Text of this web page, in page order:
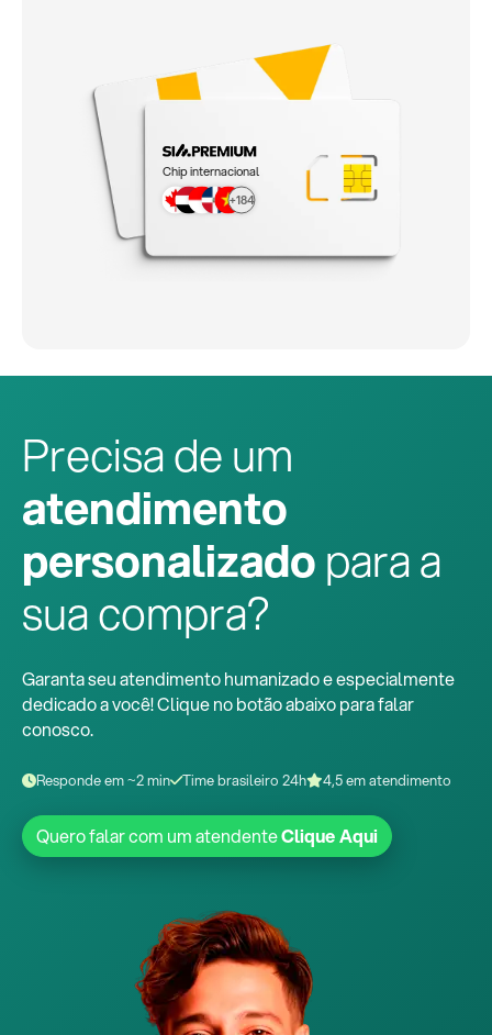
Chip internacional
+184
Precisa de um
atendimento
personalizadopara a
sua compra?
Garanta seu atendimento humanizado e especialmente
dedicado a você! Clique no botão abaixo para falar
conosco.
Responde em ~2 min Time brasileiro 24h 4,5 em atendimento
Quero falar com um atendenteClique Aqui